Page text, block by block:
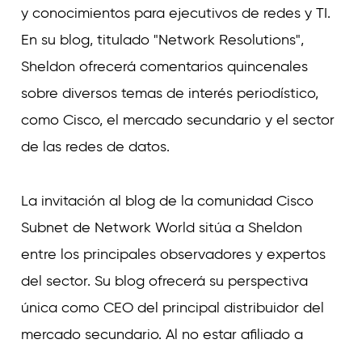
y conocimientos para ejecutivos de redes y TI.
En su blog, titulado "Network Resolutions",
Sheldon ofrecerá comentarios quincenales
sobre diversos temas de interés periodístico,
como Cisco, el mercado secundario y el sector
de las redes de datos.
La invitación al blog de la comunidad Cisco
Subnet de Network World sitúa a Sheldon
entre los principales observadores y expertos
del sector. Su blog ofrecerá su perspectiva
única como CEO del principal distribuidor del
mercado secundario. Al no estar afiliado a